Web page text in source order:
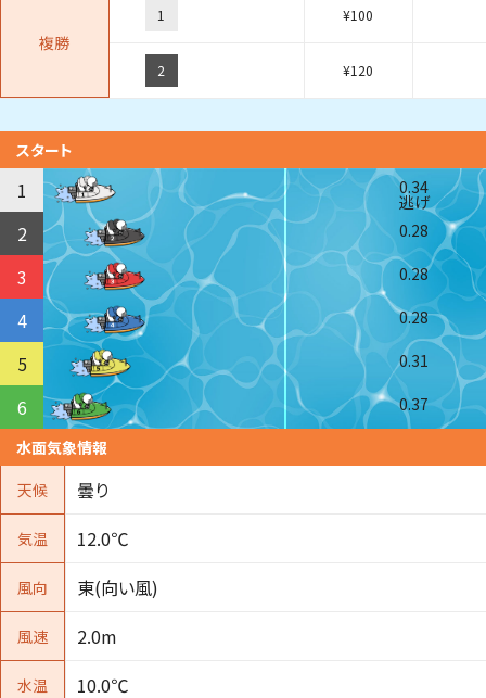
複勝
1 ¥100
2 ¥120
スタート
1 0.34
逃げ
2 0.28
3 0.28
4 0.28
5 0.31
6
0.37
水面気象情報
天候
曇り
気温 12.0℃
風向 東(向い風)
風速 2.0m
水温 10.0℃